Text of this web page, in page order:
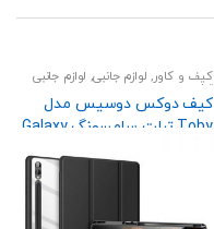
کیف و کاور, لوازم جانبی, لوازم جانبی
تبلت
کیف دوکس دوسیس مدل
Toby تبلت سامسونگ Galaxy